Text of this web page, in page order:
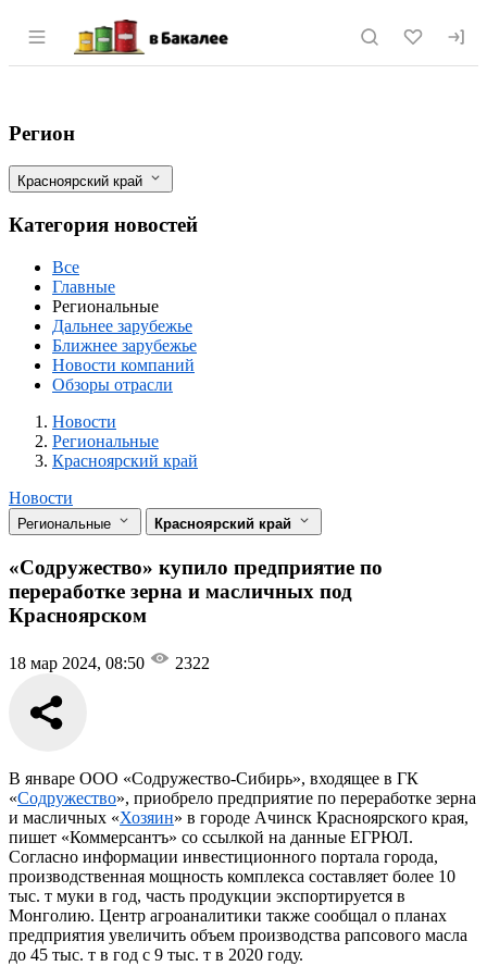
Раздел навигации по сайту vbakalee.ru
«Содружество» купило предприятие
Фильтры
Регион
Красноярский край
Категория новостей
Все
Главные
Региональные
Дальнее зарубежье
Ближнее зарубежье
Новости компаний
Обзоры отрасли
Новости
Разделы
Новости
Региональные
Красноярский край
Новости
Региональные Красноярский край
«Содружество» купило предприятие по
переработке зерна и масличных под
Красноярском
18 мар 2024, 08:50 2322
В январе ООО «Содружество-Сибирь», входящее в ГК
«Содружество», приобрело предприятие по переработке зерна
и масличных «Хозяин» в городе Ачинск Красноярского края,
пишет «Коммерсантъ» со ссылкой на данные ЕГРЮЛ.
Согласно информации инвестиционного портала города,
производственная мощность комплекса составляет более 10
тыс. т муки в год, часть продукции экспортируется в
Монголию. Центр агроаналитики также сообщал о планах
предприятия увеличить объем производства рапсового масла
до 45 тыс. т в год с 9 тыс. т в 2020 году.